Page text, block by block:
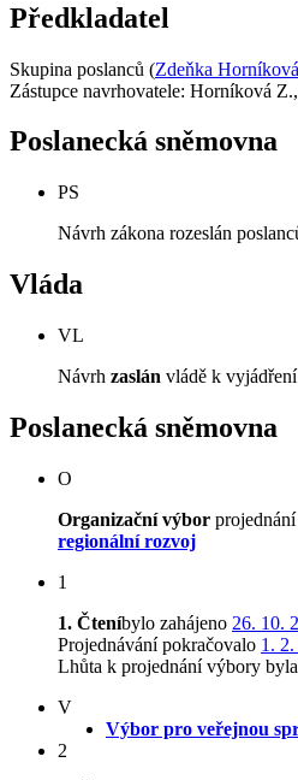
Předkladatel
Skupina poslanců (Zdeňka Horníková
Zástupce navrhovatele: Horníková
Poslanecká sněmovna
PS
Návrh zákona rozeslán
Vláda
VL
Návrh zaslán vládě k
Poslanecká sněmovna
O
Organizační výbor
regionální rozvoj
1
1. Čteníbylo zahájeno 26. 10.
Projednávání pokračovalo 1.
Lhůta k projednání výbory byla
V
Výbor pro veřejnou
2